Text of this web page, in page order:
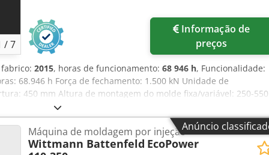
/7
preços
2015, horas de funcionamento: 68 946 h, Funcionalidade:
68.946 h Força de fechamento: 1.500 kN Unidade de
450 mm Altura de montagem do molde fixa/variável: 250-550
700-1000 mm Distância entre colunas: 520 x 520 mm Placas
máximo da metade móvel do molde: 1.000 kg Força – curso
vazio: mínimo 1,5 s – 364 Diâmetro do fuso: 40 mm
do fuso: 160 mm Volume de injeção calculado: 201 cm³ Peso
Anúncio
Máquina de moldagem por injeção
Wittmann Battenfeld EcoPower